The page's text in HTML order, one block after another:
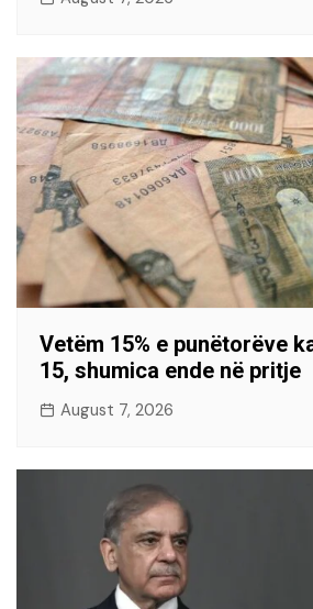
Vetëm 15% e punëtorëve
15, shumica ende në pritje
August 7, 2026